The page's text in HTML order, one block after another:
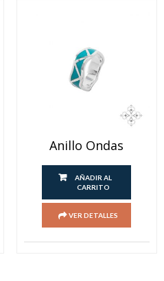
Anillo Ondas
AÑADIR AL
CARRITO
VER DETALLES